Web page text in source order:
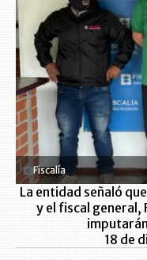
Fiscalía
La entidad señaló
y el fiscal general,
18 de